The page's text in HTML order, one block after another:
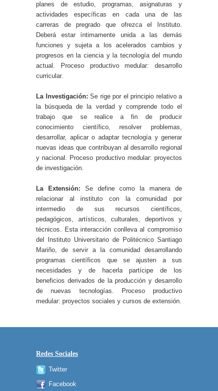
planes de estudio, programas, asignaturas y
actividades específicas en cada una de las
carreras de pregrado que ofrezca el Instituto.
Deberá estar íntimamente unida a las demás
funciones y sujeta a los acelerados cambios y
progresos en la ciencia y la tecnología del mundo
actual. Proceso productivo medular: desarrollo
curricular.
La Investigación: Se rige por el principio relativo a
la búsqueda de la verdad y comprende todo el
trabajo que se realice a fin de producir
conocimiento científico, resolver problemas,
desarrollar, aplicar o adaptar tecnología y generar
nuevas ideas que contribuyan al desarrollo regional
y nacional. Proceso productivo medular: proyectos
de investigación.
La Extensión: Se define como la manera de
relacionar al instituto con la comunidad por
intermedio de sus recursos científicos,
pedagógicos, artísticos, culturales, deportivos y
técnicos. Esta interacción conlleva al compromiso
del Instituto Universitario de Politécnico Santiago
Mariño, de servir a la comunidad desarrollando
programas científicos que se ajusten a sus
necesidades y de hacerla partícipe de los
beneficios derivados de la producción y desarrollo
de nuevas tecnologías. Proceso productivo
medular: proyectos sociales y cursos de extensión.
Redes Sociales
Twitter
Facebook